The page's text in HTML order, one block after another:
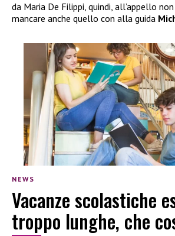
da Maria De Filippi, quindi, all’appello
mancare anche quello con alla guida
NEWS
Vacanze scolastiche
troppo lunghe, che